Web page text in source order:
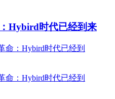
Hybird时代已经到来